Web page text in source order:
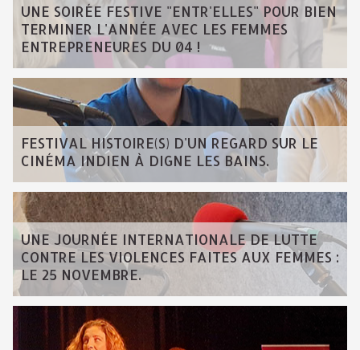
UNE SOIRÉE FESTIVE "ENTR'ELLES" POUR BIEN
TERMINER L'ANNÉE AVEC LES FEMMES
ENTREPRENEURES DU 04 !
FESTIVAL HISTOIRE(S) D'UN REGARD SUR LE
CINÉMA INDIEN À DIGNE LES BAINS.
UNE JOURNÉE INTERNATIONALE DE LUTTE
CONTRE LES VIOLENCES FAITES AUX FEMMES :
LE 25 NOVEMBRE.